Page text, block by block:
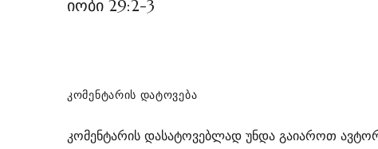
ნავიგაცია
იობი 29:2-3
ᲙᲝᲛᲔᲜᲢᲐᲠᲘᲡ ᲓᲐᲢᲝᲕᲔᲑᲐ
კომენტარის დასატოვებლად უნდა გაიაროთ